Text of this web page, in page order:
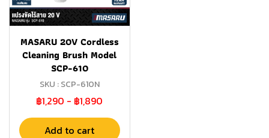
MASARU 20V Cordless
Cleaning Brush Model
SCP-610
SKU : SCP-610N
฿1,290 - ฿1,890
Add to cart